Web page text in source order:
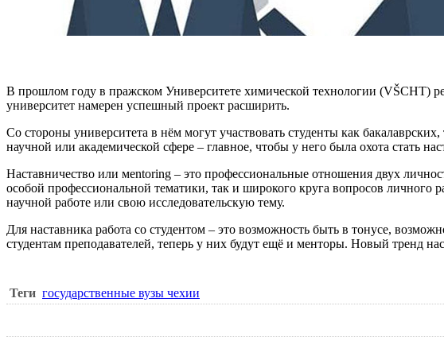
В прошлом году в пражском Университете химической технологии (VŠCHT)
университет намерен успешный проект расширить.
Со стороны университета в нём могут участвовать студенты как
научной или академической сфере – главное, чтобы у него была охота стать
Наставничество или мentoring – это профессиональные отношения двух
особой профессиональной тематики, так и широкого круга вопросов
научной работе или свою исследовательскую тему.
Для наставника работа со студентом – это возможность быть в тонусе,
студентам преподавателей, теперь у них будут ещё и менторы. Новый тренд
Теги государственные вузы чехии